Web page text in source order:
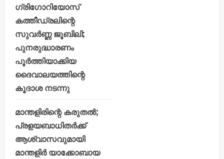
ഗ്രിഗോറിയോസ്
കത്തീഡ്രലിന്റെ
സുവർണ്ണ ജൂബിലി;
പുനരുദ്ധാരണം
പൂർത്തിയാക്കിയ
ദൈവാലയത്തിന്റെ
കൂദാശ നടന്നു
മാന്തളിരിന്റെ കരുതൽ;
പ്രളയബാധിതർക്ക്
ആശ്വാസവുമായി
മാന്തളിർ യാക്കോബായ